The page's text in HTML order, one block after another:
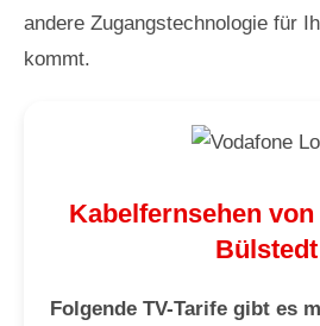
andere Zugangstechnologie für
kommt.
Kabelfernsehen
Bülstedt
Folgende TV-Tarife gibt es